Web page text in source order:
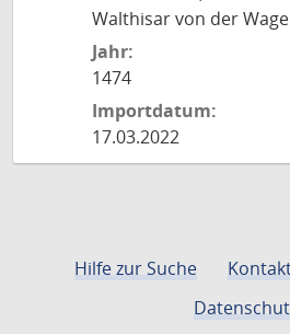
Walthisar von der Wage
Jahr:
1474
Importdatum:
17.03.2022
Hilfe zur Suche